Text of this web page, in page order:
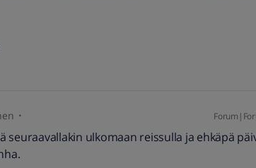
seuraavallakin ulkomaan reissulla ja ehkäpä